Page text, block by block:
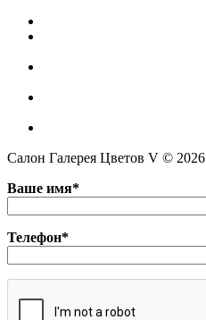
Салон Галерея Цветов V © 2026
Ваше имя*
Телефон*